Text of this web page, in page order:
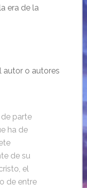
era de la
autor o autores
parte
ha de
de su
el
de entre